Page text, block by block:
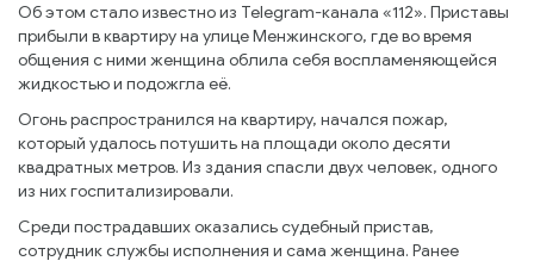
Об этом стало известно из Telegram-канала «112». Приставы
прибыли в квартиру на улице Менжинского, где во время
общения с ними женщина облила себя воспламеняющейся
жидкостью и подожгла её.
Огонь распространился на квартиру, начался пожар,
который удалось потушить на площади около десяти
квадратных метров. Из здания спасли двух человек, одного
из них госпитализировали.
Среди пострадавших оказались судебный пристав,
сотрудник службы исполнения и сама женщина. Ранее